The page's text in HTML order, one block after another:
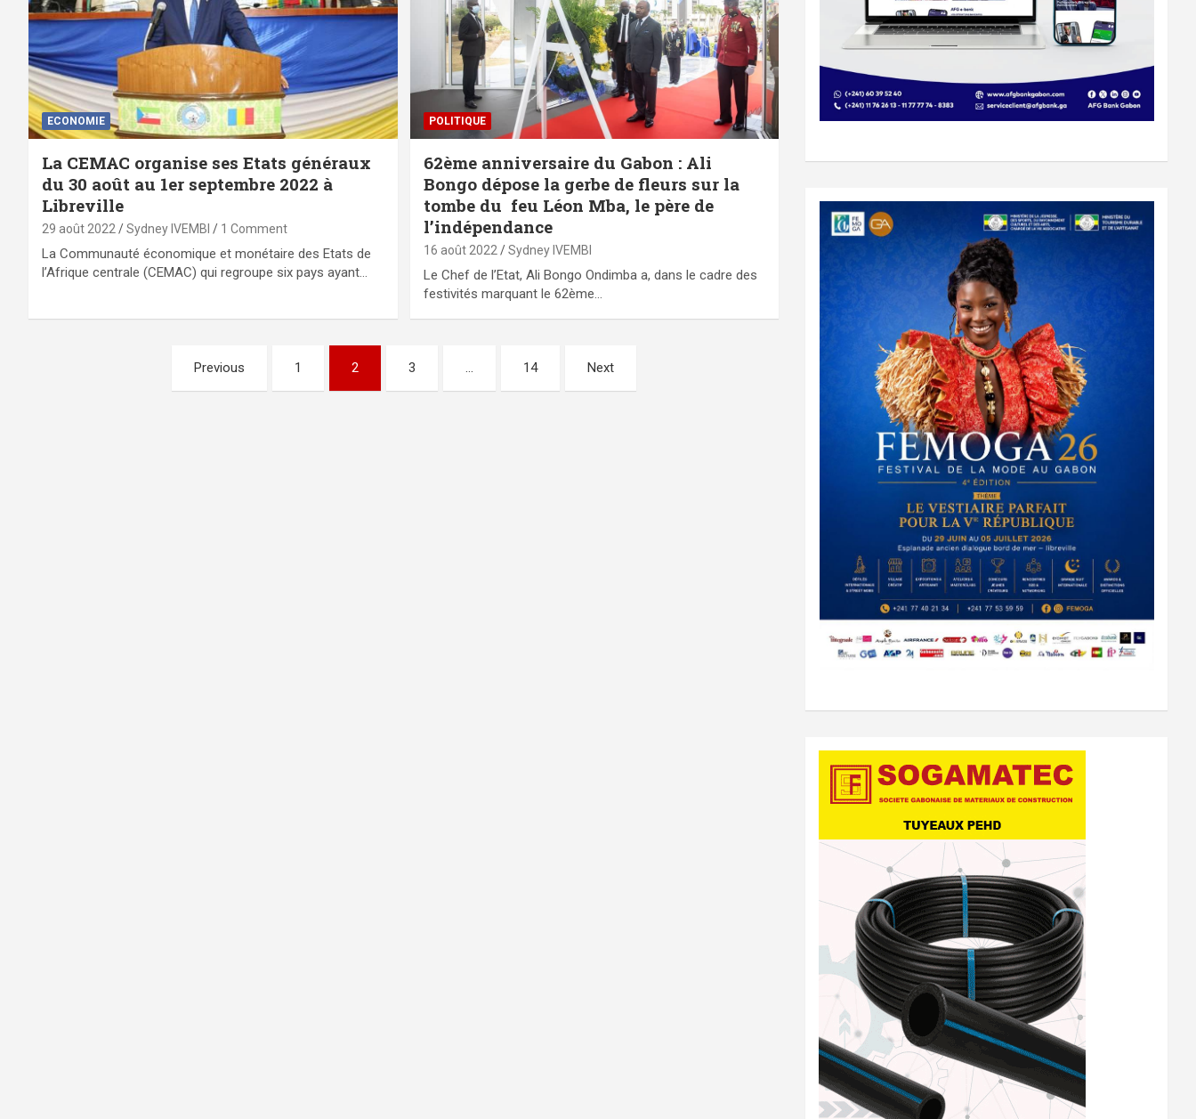
ECONOMIE
La CEMAC organise ses Etats généraux
du 30 août au 1er septembre 2022 à
Libreville
29 août 2022 Sydney IVEMBI 1 Comment
La Communauté économique et monétaire des Etats de
l’Afrique centrale (CEMAC) qui regroupe six pays ayant…
POLITIQUE
62ème anniversaire du Gabon : Ali
Bongo dépose la gerbe de fleurs sur la
tombe du feu Léon Mba, le père de
l’indépendance
16 août 2022 Sydney IVEMBI
Le Chef de l’Etat, Ali Bongo Ondimba a, dans le cadre des
festivités marquant le 62ème…
Previous 1 2 3 … 14 Next